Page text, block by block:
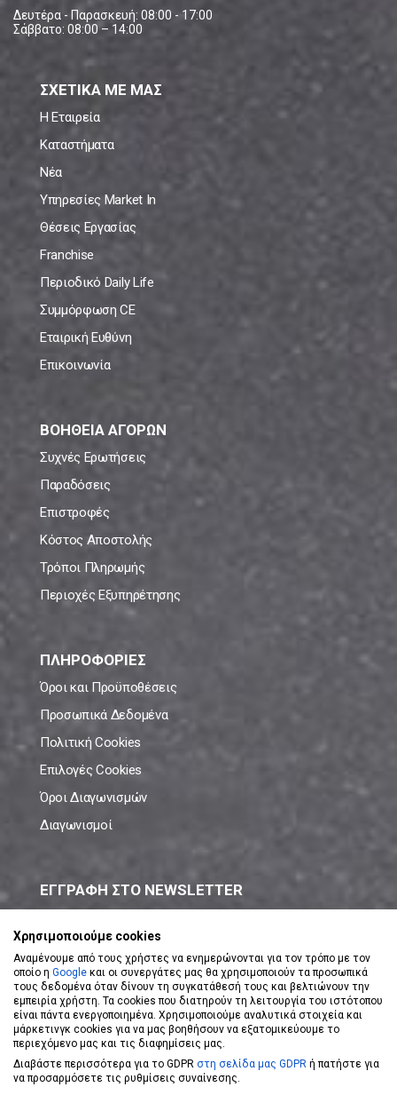
Δευτέρα - Παρασκευή: 08:00 - 17:00
Σάββατο: 08:00 – 14:00
ΣΧΕΤΙΚΑ ΜΕ ΜΑΣ
Η Εταιρεία
Καταστήματα
Νέα
Υπηρεσίες Market In
Θέσεις Εργασίας
Franchise
Περιοδικό Daily Life
Συμμόρφωση CE
Εταιρική Ευθύνη
Επικοινωνία
ΒΟΗΘΕΙΑ ΑΓΟΡΩΝ
Συχνές Ερωτήσεις
Παραδόσεις
Επιστροφές
Κόστος Αποστολής
Τρόποι Πληρωμής
Περιοχές Εξυπηρέτησης
ΠΛΗΡΟΦΟΡΙΕΣ
Όροι και Προϋποθέσεις
Προσωπικά Δεδομένα
Πολιτική Cookies
Επιλογές Cookies
Όροι Διαγωνισμών
Διαγωνισμοί
ΕΓΓΡΑΦΗ ΣΤΟ NEWSLETTER
ΕΓΓΡΑΦΗ ΣΤΟ NEWSLETTER
Αποδέχομαι τουςΌρους Χρήσης
Χρησιμοποιούμε cookies
Αναμένουμε από τους χρήστες να ενημερώνονται για τον τρόπο με τον
οποίο η Google και οι συνεργάτες μας θα χρησιμοποιούν τα προσωπικά
τους δεδομένα όταν δίνουν τη συγκατάθεσή τους και βελτιώνουν την
εμπειρία χρήστη. Τα cookies που διατηρούν τη λειτουργία του ιστότοπου
είναι πάντα ενεργοποιημένα. Χρησιμοποιούμε αναλυτικά στοιχεία και
μάρκετινγκ cookies για να μας βοηθήσουν να εξατομικεύουμε το
περιεχόμενο μας και τις διαφημίσεις μας.
Διαβάστε περισσότερα για το GDPR στη σελίδα μας GDPR ή πατήστε για
να προσαρμόσετε τις ρυθμίσεις συναίνεσης.